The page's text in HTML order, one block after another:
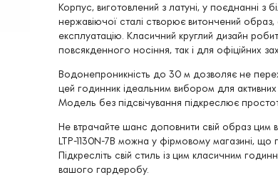
Корпус, виготовлений з латуні, у поєднанні
нержавіючої сталі створює витончений
експлуатацію. Класичний круглий дизайн
повсякденного носіння, так і для офіційних
Водонепроникність до 30 м дозволяє не
цей годинник ідеальним вибором для активних
Модель без підсвічування підкреслює
Не втрачайте шанс доповнити свій образ цим
LTP-1130N-7B можна у фірмовому магазині, що
Підкресліть свій стиль із цим класичним
вашого гардеробу.